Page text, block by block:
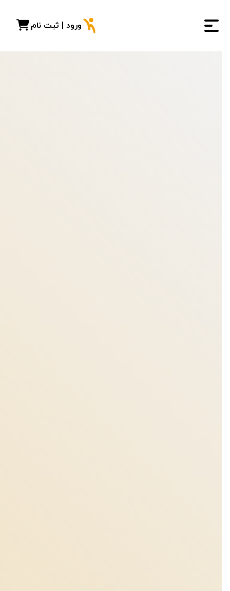
ورود | ثبت نام|